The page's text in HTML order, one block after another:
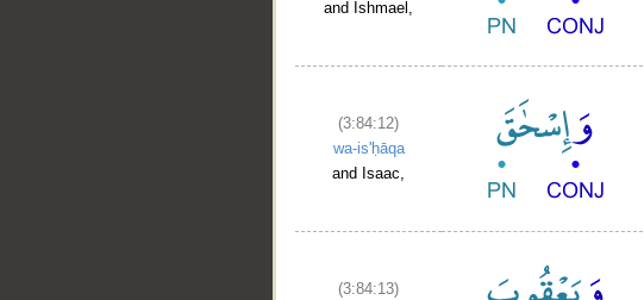
and Ishmael,
(3:84:12)
wa-is'ḥāqa
and Isaac,
(3:84:13)